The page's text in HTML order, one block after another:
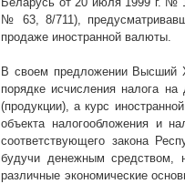
№ 63, 8/711),
продаже иностранной валюты.
В своем предложении Высший
порядке исчисления налога
(продукции), а курс
объекта налогообложения и
соответствующего закона
будучи денежным средством,
различные экономические